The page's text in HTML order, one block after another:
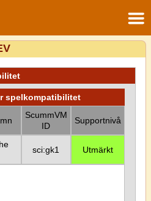
spelkompatibilitet
ScummVM
ID
Supportnivå
sci:gk1 Utmärkt